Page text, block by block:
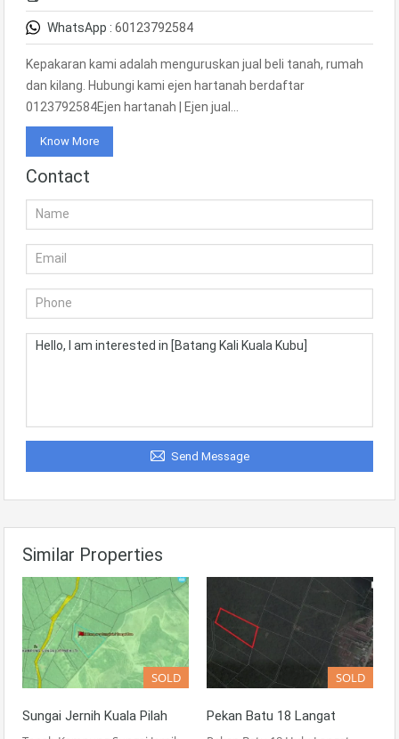
WhatsApp : 60123792584
Kepakaran kami adalah menguruskan jual beli tanah, rumah
dan kilang. Hubungi kami ejen hartanah berdaftar
0123792584Ejen hartanah | Ejen jual…
Know More
Contact
Send Message
Similar Properties
SOLD
Sungai Jernih Kuala Pilah
SOLD
Pekan Batu 18 Langat